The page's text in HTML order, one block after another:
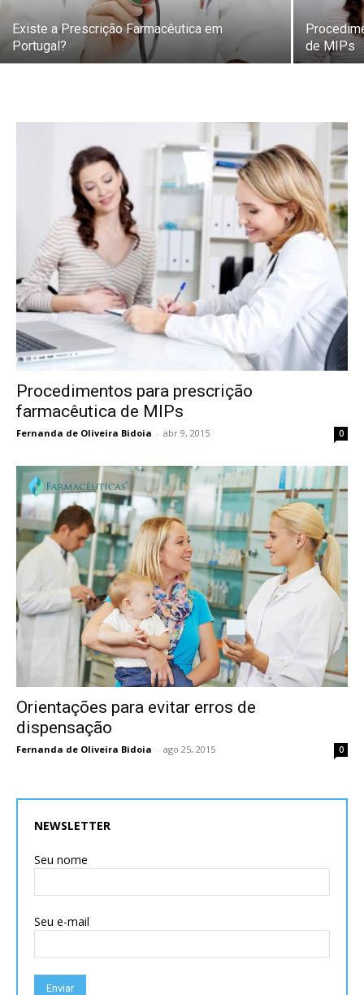
Existe a Prescrição Farmacêutica em
Portugal?
de MIPs
Procedimentos para prescrição
farmacêutica de MIPs
Fernanda de Oliveira Bidoia - abr 9, 2015 0
Orientações para evitar erros de
dispensação
Fernanda de Oliveira Bidoia - ago 25, 2015 0
NEWSLETTER
Seu nome
Seu e-mail